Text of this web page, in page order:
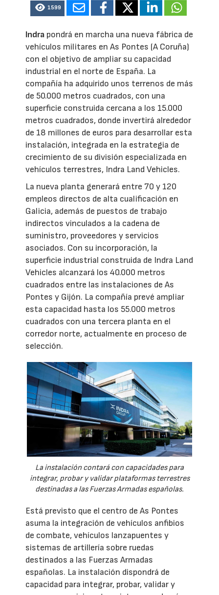
1599
Indra pondrá en marcha una nueva fábrica de
vehículos militares en As Pontes (A Coruña)
con el objetivo de ampliar su capacidad
industrial en el norte de España. La
compañía ha adquirido unos terrenos de más
de 50.000 metros cuadrados, con una
superficie construida cercana a los 15.000
metros cuadrados, donde invertirá alrededor
de 18 millones de euros para desarrollar esta
instalación, integrada en la estrategia de
crecimiento de su división especializada en
vehículos terrestres, Indra Land Vehicles.
La nueva planta generará entre 70 y 120
empleos directos de alta cualificación en
Galicia, además de puestos de trabajo
indirectos vinculados a la cadena de
suministro, proveedores y servicios
asociados. Con su incorporación, la
superficie industrial construida de Indra Land
Vehicles alcanzará los 40.000 metros
cuadrados entre las instalaciones de As
Pontes y Gijón. La compañía prevé ampliar
esta capacidad hasta los 55.000 metros
cuadrados con una tercera planta en el
corredor norte, actualmente en proceso de
selección.
La instalación contará con capacidades para
integrar, probar y validar plataformas terrestres
destinadas a las Fuerzas Armadas españolas.
Está previsto que el centro de As Pontes
asuma la integración de vehículos anfibios
de combate, vehículos lanzapuentes y
sistemas de artillería sobre ruedas
destinados a las Fuerzas Armadas
españolas. La instalación dispondrá de
capacidad para integrar, probar, validar y